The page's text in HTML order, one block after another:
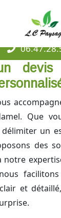
devis
Que
un
des
notre
facilitons
clair et